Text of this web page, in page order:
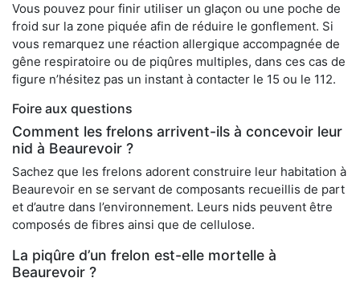
Vous pouvez pour finir utiliser un glaçon ou une poche de
froid sur la zone piquée afin de réduire le gonflement. Si
vous remarquez une réaction allergique accompagnée de
gêne respiratoire ou de piqûres multiples, dans ces cas de
figure n’hésitez pas un instant à contacter le 15 ou le 112.
Foire aux questions
Comment les frelons arrivent-ils à concevoir leur
nid à Beaurevoir ?
Sachez que les frelons adorent construire leur habitation à
Beaurevoir en se servant de composants recueillis de part
et d’autre dans l’environnement. Leurs nids peuvent être
composés de fibres ainsi que de cellulose.
La piqûre d’un frelon est-elle mortelle à
Beaurevoir ?